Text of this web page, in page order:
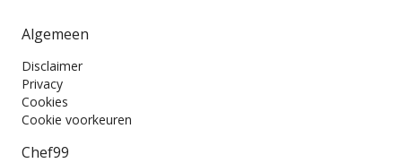
Algemeen
Disclaimer
Privacy
Cookies
Cookie voorkeuren
Chef99